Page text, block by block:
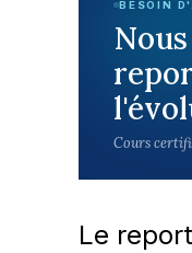
BESOIN
Cours
Le